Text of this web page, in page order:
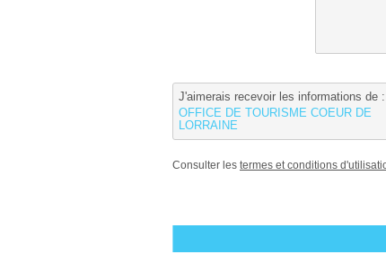
J'aimerais recevoir les informations de :
OFFICE DE TOURISME COEUR DE
LORRAINE
Consulter les termes et conditions